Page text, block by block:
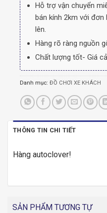
Hỗ trợ vận chuyển
bán kính 2km với đơn
lên.
Hàng rõ ràng nguồn
Chất lượng tốt- Giá
Danh mục: ĐỒ CHƠI XE KHÁCH
THÔNG TIN CHI TIẾT
Hàng autoclover!
SẢN PHẨM TƯƠNG TỰ